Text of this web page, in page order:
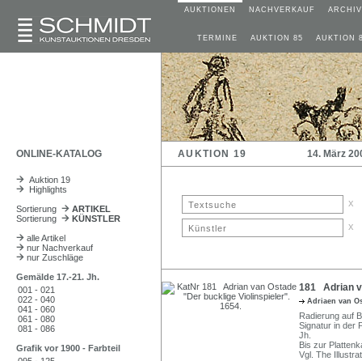
AUKTIONEN NACHVERKAUF ARCHIV
TERMINE AUKTION 85 AUKTION
ONLINE-KATALOG AUKTION 19 14. März
Auktion 19
Highlights
Sortierung
ARTIKEL
Sortierung
KÜNSTLER
alle Artikel
nur Nachverkauf
nur Zuschläge
Gemälde 17.-21. Jh.
001 - 021
022 - 040
041 - 060
061 - 080
081 - 086
Grafik vor 1900 - Farbteil
x
x
181 Adrian
Adriaen van
Radierung auf
Signatur in der
Jh.
Bis zur
Vgl. The